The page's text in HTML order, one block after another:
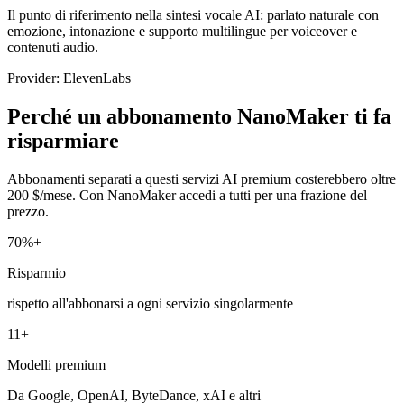
Il punto di riferimento nella sintesi vocale AI: parlato naturale con
emozione, intonazione e supporto multilingue per voiceover e
contenuti audio.
Provider: ElevenLabs
Perché un abbonamento NanoMaker ti fa
risparmiare
Abbonamenti separati a questi servizi AI premium costerebbero oltre
200 $/mese. Con NanoMaker accedi a tutti per una frazione del
prezzo.
70%+
Risparmio
rispetto all'abbonarsi a ogni servizio singolarmente
11+
Modelli premium
Da Google, OpenAI, ByteDance, xAI e altri